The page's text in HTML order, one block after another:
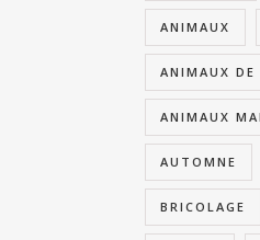
ANIMAUX
ANIMAUX DE
ANIMAUX
AUTOMNE
BRICOLAGE